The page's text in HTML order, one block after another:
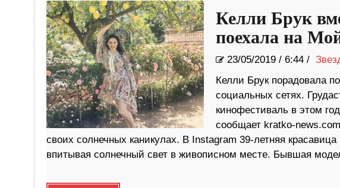
Келли Брук
поехала на
23/05/2019/ 6:44 /
Келли Брук порадовала
социальных сетях.
кинофестиваль в этом
сообщает kratko-
своих солнечных каникулах. В Instagram 39-летняя
впитывая солнечный свет в живописном месте. Бывшая